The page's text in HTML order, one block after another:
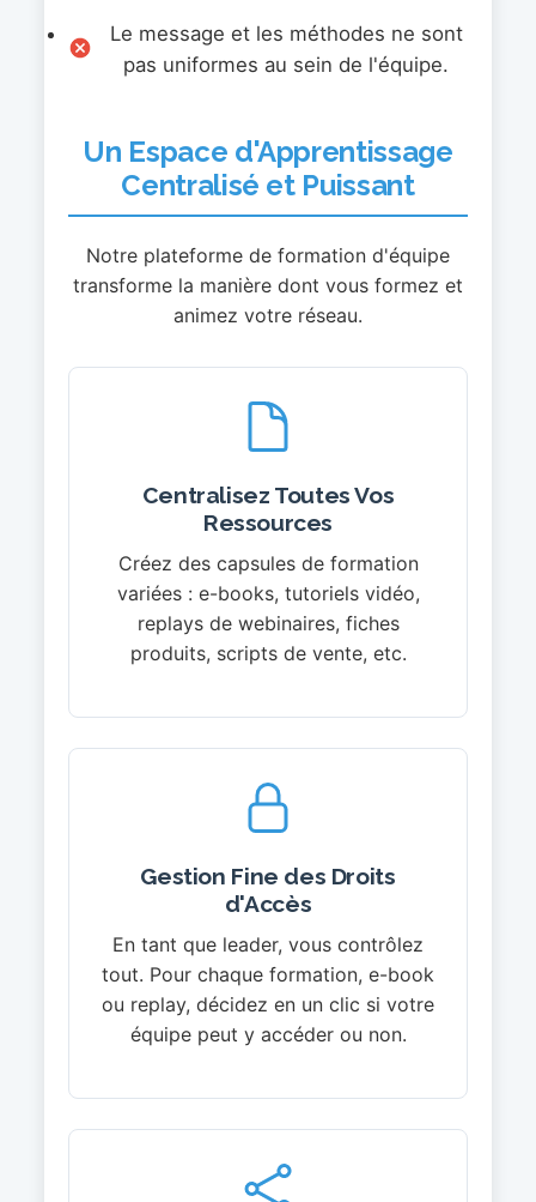
Le message et les méthodes ne sont
pas uniformes au sein de l'équipe.
Un Espace d'Apprentissage
Centralisé et Puissant
Notre plateforme de formation d'équipe
transforme la manière dont vous formez et
animez votre réseau.
Centralisez Toutes Vos
Ressources
Créez des capsules de formation
variées : e-books, tutoriels vidéo,
replays de webinaires, fiches
produits, scripts de vente, etc.
Gestion Fine des Droits
d'Accès
En tant que leader, vous contrôlez
tout. Pour chaque formation, e-book
ou replay, décidez en un clic si votre
équipe peut y accéder ou non.